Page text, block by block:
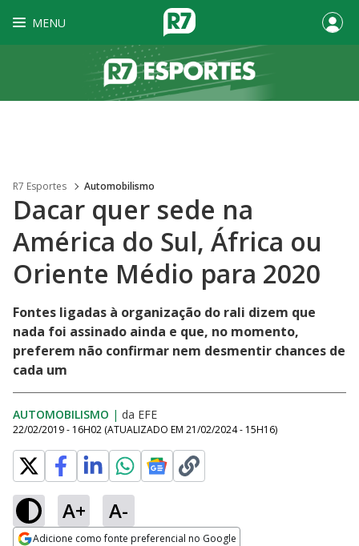
MENU
R7 Esportes Automobilismo
Dacar quer sede na
América do Sul, África ou
Oriente Médio para 2020
Fontes ligadas à organização do rali dizem que
nada foi assinado ainda e que, no momento,
preferem não confirmar nem desmentir chances de
cada um
AUTOMOBILISMO | da EFE
22/02/2019 - 16H02 (ATUALIZADO EM 21/02/2024 - 15H16)
A+ A-
Adicione como fonte preferencial no Google